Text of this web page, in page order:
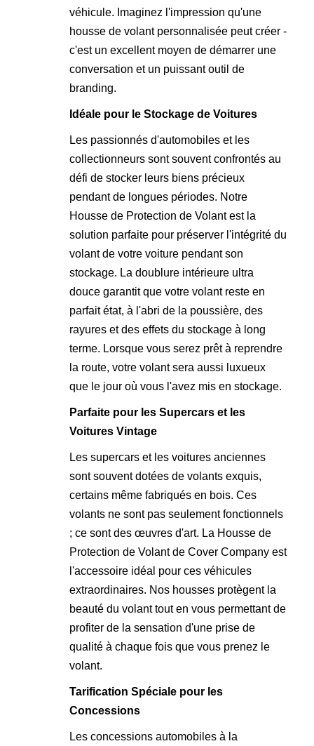
véhicule. Imaginez l'impression qu'une
housse de volant personnalisée peut créer -
c'est un excellent moyen de démarrer une
conversation et un puissant outil de
branding.
Idéale pour le Stockage de Voitures
Les passionnés d'automobiles et les
collectionneurs sont souvent confrontés au
défi de stocker leurs biens précieux
pendant de longues périodes. Notre
Housse de Protection de Volant est la
solution parfaite pour préserver l'intégrité du
volant de votre voiture pendant son
stockage. La doublure intérieure ultra
douce garantit que votre volant reste en
parfait état, à l'abri de la poussière, des
rayures et des effets du stockage à long
terme. Lorsque vous serez prêt à reprendre
la route, votre volant sera aussi luxueux
que le jour où vous l'avez mis en stockage.
Parfaite pour les Supercars et les
Voitures Vintage
Les supercars et les voitures anciennes
sont souvent dotées de volants exquis,
certains même fabriqués en bois. Ces
volants ne sont pas seulement fonctionnels
; ce sont des œuvres d'art. La Housse de
Protection de Volant de Cover Company est
l'accessoire idéal pour ces véhicules
extraordinaires. Nos housses protègent la
beauté du volant tout en vous permettant de
profiter de la sensation d'une prise de
qualité à chaque fois que vous prenez le
volant.
Tarification Spéciale pour les
Concessions
Les concessions automobiles à la